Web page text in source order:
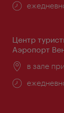
Часы
Центр
Аэропорт
в зале
Часы